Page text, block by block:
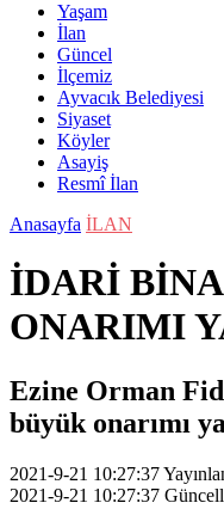
Yaşam
İlan
Güncel
İlçemiz
Ayvacık Belediyesi
Siyaset
Köyler
Asayiş
Resmî İlan
Anasayfa İLAN
İDARİ
ONARIMI
Ezine Orman
büyük onarımı
2021-9-21 10:27:37
2021-9-21 10:27:37